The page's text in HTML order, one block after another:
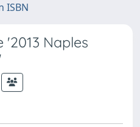
ISBN
'2013 Naples